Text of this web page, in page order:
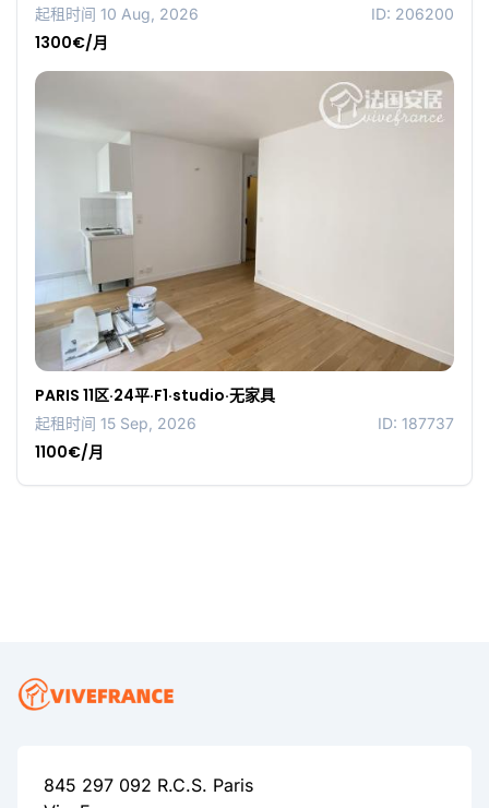
起租时间 10 Aug, 2026 ID: 206200
1300€/月
PARIS 11区·24平·F1·studio·无家具
起租时间 15 Sep, 2026 ID: 187737
1100€/月
845 297 092 R.C.S. Paris